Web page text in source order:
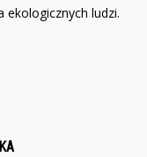
ekologicznych ludzi.